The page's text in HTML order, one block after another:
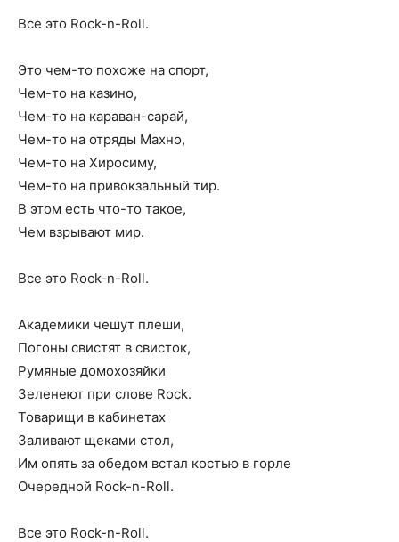
Все это Rock-n-Roll.
Это чем-то похоже на спорт,
Чем-то на казино,
Чем-то на караван-сарай,
Чем-то на отряды Махно,
Чем-то на Хиросиму,
Чем-то на привокзальный тир.
В этом есть что-то такое,
Чем взрывают мир.
Все это Rock-n-Roll.
Академики чешут плеши,
Погоны свистят в свисток,
Румяные домохозяйки
Зеленеют при слове Rock.
Товарищи в кабинетах
Заливают щеками стол,
Им опять за обедом встал костью в горле
Очередной Rock-n-Roll.
Все это Rock-n-Roll.